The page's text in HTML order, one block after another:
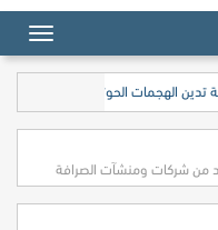
تدين الهجمات الحوثية على اليمن
من شركات ومنشآت الصرافة